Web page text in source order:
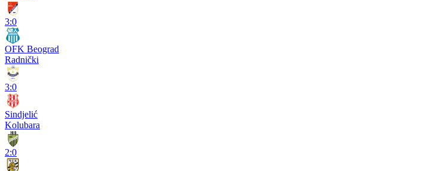
3:0
OFK Beograd
Radnički
3:0
Sindjelić
Kolubara
2:0